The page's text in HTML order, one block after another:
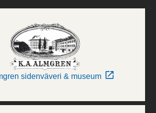
sidenväveri & museum